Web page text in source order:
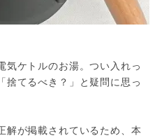
気ケトルのお湯。つい入れっ
捨てるべき？」と疑問に思っ
解が掲載されているため、本